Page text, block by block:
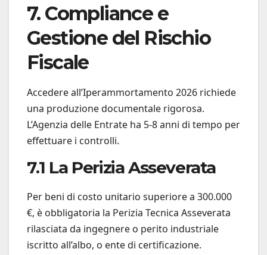
7. Compliance e
Gestione del Rischio
Fiscale
Accedere all’Iperammortamento 2026 richiede
una produzione documentale rigorosa.
L’Agenzia delle Entrate ha 5-8 anni di tempo per
effettuare i controlli.
7.1 La Perizia Asseverata
Per beni di costo unitario superiore a 300.000
€, è obbligatoria la Perizia Tecnica Asseverata
rilasciata da ingegnere o perito industriale
iscritto all’albo, o ente di certificazione.